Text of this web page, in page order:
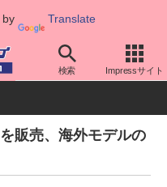
by Translate
検索 Impressサイト
格安SIM/MVNO 楽天モ
販売、海外モデルの